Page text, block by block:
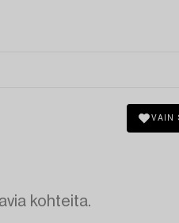
VAIN
kohteita.